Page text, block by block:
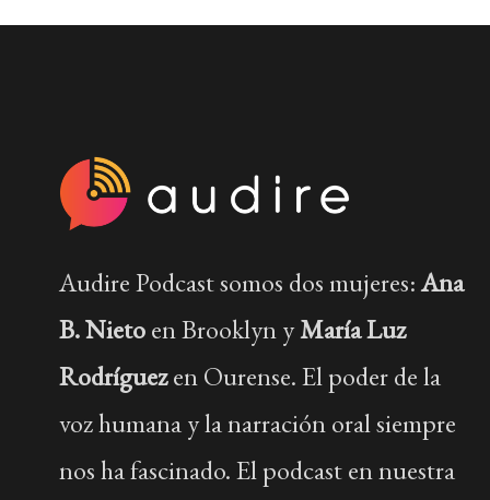
Audire Podcast somos dos mujeres:Ana
B. Nietoen Brooklyn yMaría Luz
Rodríguezen Ourense. El poder de la
voz humana y la narración oral siempre
nos ha fascinado. El podcast en nuestra